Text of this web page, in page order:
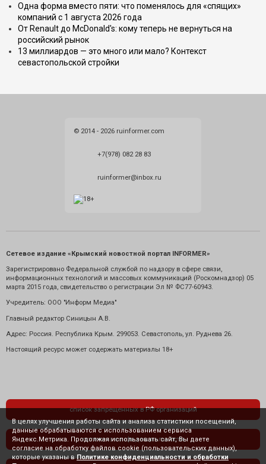
Одна форма вместо пяти: что поменялось для «спящих»
компаний с 1 августа 2026 года
От Renault до McDonald's: кому теперь не вернуться на
российский рынок
13 миллиардов — это много или мало? Контекст
севастопольской стройки
© 2014 - 2026 ruinformer.com
+7(978) 082 28 83
ruinformer@inbox.ru
Сетевое издание «Крымский новостной портал INFORMER»
Зарегистрировано Федеральной службой по надзору в сфере связи,
информационных технологий и массовых коммуникаций (Роскомнадзор) 05
марта 2015 года, свидетельство о регистрации Эл № ФС77-60943.
Учредитель: ООО "Информ Медиа"
Главный редактор Синицын А.В.
Адрес: Россия. Республика Крым. 299053. Севастополь, ул. Руднева 26.
Настоящий ресурс может содержать материалы 18+
список запрещенных в РФ организаций
политика конфиденциальности
В целях улучшения работы сайта и анализа статистики посещений,
данные обрабатываются с использованием сервиса
Яндекс.Метрика. Продолжая использовать сайт, Вы даете
согласие на обработку файлов cookie (пользовательских данных),
которые указаны в Политике конфиденциальности и обработки